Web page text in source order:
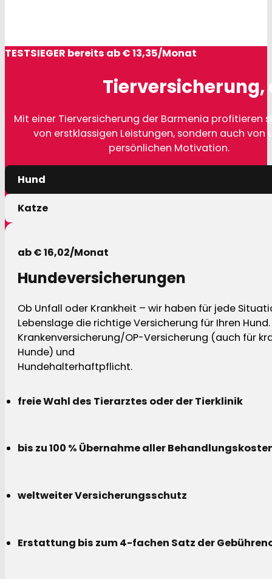
TESTSIEGER bereits ab € 13,35/Monat
Tierversicherung,
Mit einer Tierversicherung der Barmenia profitieren
von erstklassigen Leistungen, sondern auch von
persönlichen Motivation.
Hund
Katze
ab € 16,02/Monat
Hundeversicherungen
Ob Unfall oder Krankheit – wir haben für jede
Lebenslage die richtige Versicherung für Ihren Hund.
Krankenversicherung/OP-Versicherung (auch für
Hunde) und
Hundehalterhaftpflicht.
freie Wahl des Tierarztes oder der Tierklinik
bis zu 100 % Übernahme aller
weltweiter Versicherungsschutz
Erstattung bis zum 4-fachen Satz der